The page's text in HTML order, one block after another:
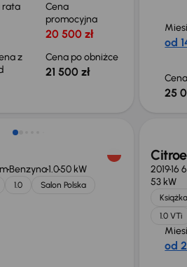
rata
Cena
promocyjna
20 500 zł
z
Cena po obniżce
21 500 zł
od
Cena
25
Benzyna1.050 kW
1.0
Salon Polska
201916
53 kW
1.0 VTi
od